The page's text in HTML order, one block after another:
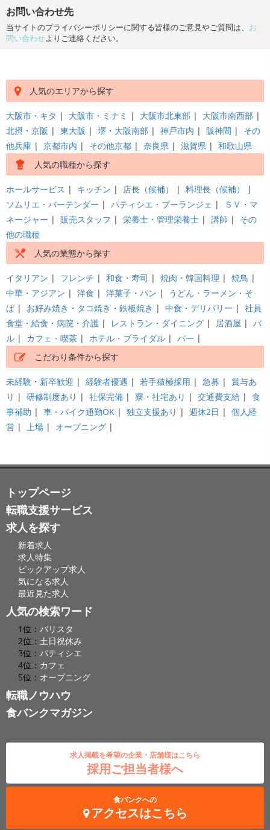
お問い合わせ先
当サイトのプライバシーポリシーに関する皆様のご意見やご質問は、 お
問い合わせよりご連絡ください。
人気のエリアから探す
大阪市・キタ | 大阪市・ミナミ | 大阪市北東部 | 大阪市南西部 |
北摂・京阪 | 東大阪 | 堺・大阪南部 | 神戸市内 | 阪神間 | その
他兵庫 | 京都市内 | その他京都 | 奈良県 | 滋賀県 | 和歌山県
人気の職種から探す
ホールサービス | キッチン | 店長（候補） | 料理長（候補）
|
ソムリエ・バーテンダー | パティシエ・ブーランジェ |
ＳＶ・マ
ネージャー | 販売スタッフ | 栄養士・管理栄養士 | 講師 | その
他の職種
人気の業態から探す
イタリアン | フレンチ | 和食・寿司 | 焼肉・韓国料理 | 焼鳥 |
中華・アジアン | 洋食 | 洋菓子・パン |
うどん・ラーメン・そ
ば | お好み焼き・タコ焼き・鉄板焼き | 中食・デリバリー | 社員
食堂・給食・病院・介護 | レストラン・ダイニング | 居酒屋 | バ
ル | カフェ・喫茶 | ホテル・ブライダル | バー |
こだわり条件から探す
未経験・新卒歓迎 | 経験者優遇 | 若手積極採用 | 急募 | 賞与あ
り | 研修制度あり | 社保完備 | 寮・社宅あり | 交通費支給 | 食
事補助 | 車・バイク通勤OK | 独立支援あり | 週休2日 | 個人経
営 | 上場 | オープニング |
トップページ
転職支援サービス
求人を探す
新着求人
求人特集
ピックアップ求人
気になる求人
最近見た求人
人気の検索ワード
1位： バリスタ
2位： 土日祝休み
3位： パティシエ
4位： カフェ
5位： オープニング
転職ノウハウ
食バンクマガジン
求人掲載を希望の企業・店舗様はこちら
採用ご担当者様へ
食バンクへの
アクセスはこちら